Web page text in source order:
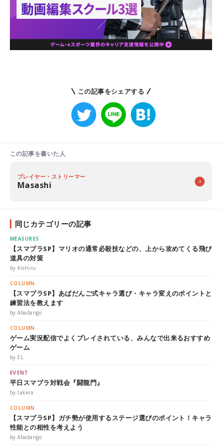
この記事をシェアする
この記事を書いた人
プレイヤー・ストリーマー
Masashi
同じカテゴリーの記事
MEASURES
【スマブラSP】マリオの通常必殺技などの、上から攻めてくる飛び
道具の対策
by Kishiru
COLUMN
【スマブラSP】あばだんご式キャラ選び・キャラ変えのポイントと
練習法を教えます
by Abadango
COLUMN
ゲーム実況配信でよくプレイされている、みんなで出来るおすすめ
ゲーム
by EL
EVENT
平日スマブラ対戦会『闘龍門』
by takera
COLUMN
【スマブラSP】ガチ勢が使用するステージ選びのポイント！キャラ
性能との相性を考えよう
by Abadango